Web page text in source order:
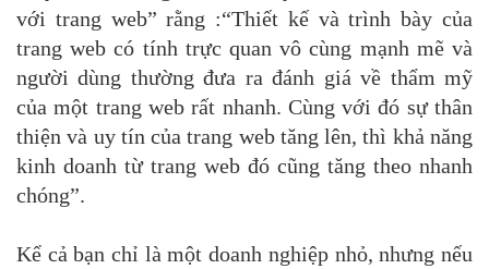
với trang web” rằng :“Thiết kế và trình bày của
trang web có tính trực quan vô cùng mạnh mẽ và
người dùng thường đưa ra đánh giá về thẩm mỹ
của một trang web rất nhanh. Cùng với đó sự thân
thiện và uy tín của trang web tăng lên, thì khả năng
kinh doanh từ trang web đó cũng tăng theo nhanh
chóng”.
Kể cả bạn chỉ là một doanh nghiệp nhỏ, nhưng nếu